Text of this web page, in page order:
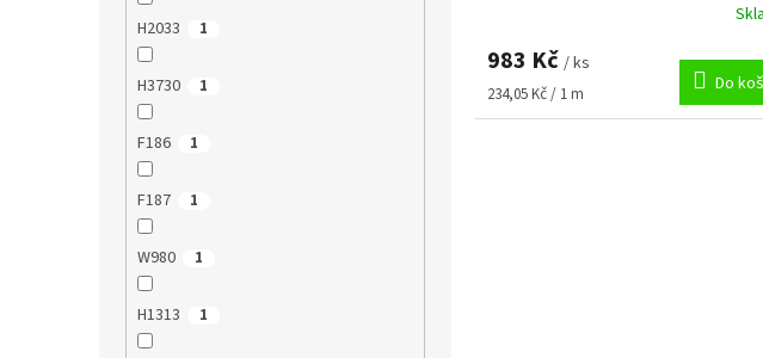
H2033 1
H3730 1
F186 1
F187 1
W980 1
H1313 1
983 Kč / ks
Měrná
cena:
234,05 Kč / 1 m Do